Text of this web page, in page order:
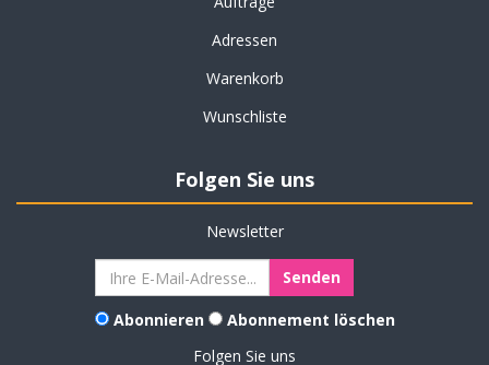
Adressen
Warenkorb
Wunschliste
Folgen Sie uns
Newsletter
Abonnieren
Abonnement löschen
Folgen Sie uns